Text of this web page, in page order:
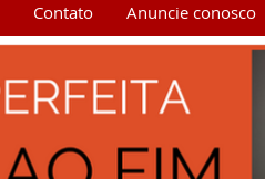
Contato Anuncie conosco